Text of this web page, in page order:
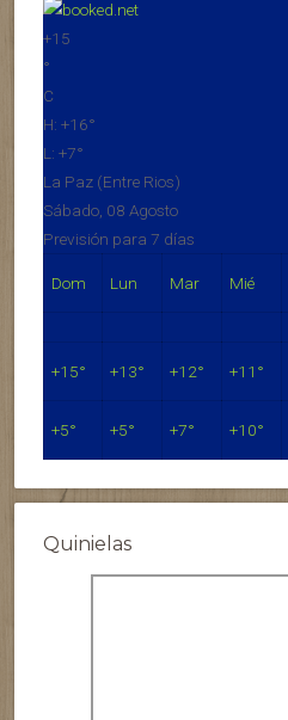
+15
°
C
H: +16°
L: +7°
La Paz (Entre Rios)
Sábado, 08 Agosto
Previsión para 7 días
Dom Lun Mar Mié
+15° +13° +12° +11°
+5° +5° +7° +10°
Quinielas